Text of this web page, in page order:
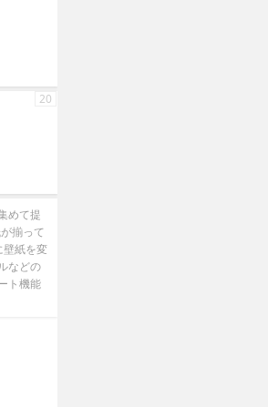
20
めて提
揃って
壁紙を変
などの
ト機能